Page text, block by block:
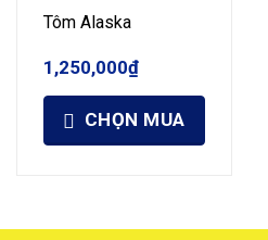
Tôm Alaska
1,250,000₫
CHỌN MUA